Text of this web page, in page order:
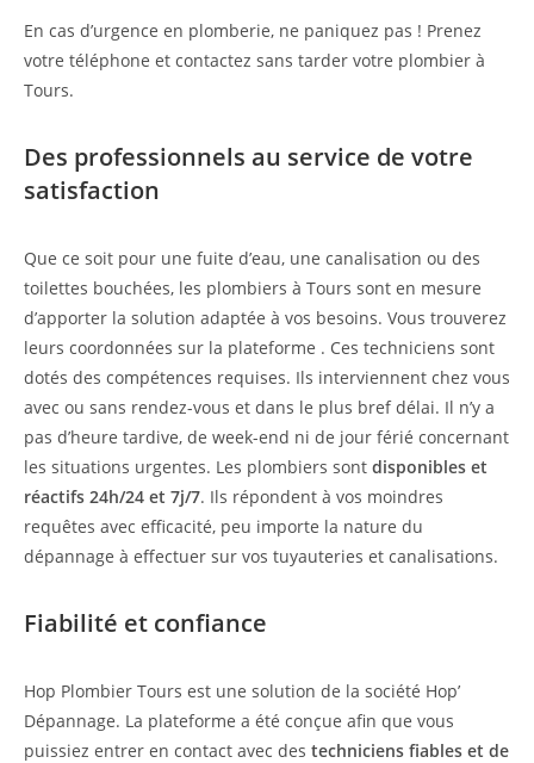
En cas d’urgence en plomberie, ne paniquez pas ! Prenez
votre téléphone et contactez sans tarder votre plombier à
Tours.
Des professionnels au service de votre
satisfaction
Que ce soit pour une fuite d’eau, une canalisation ou des
toilettes bouchées, les plombiers à Tours sont en mesure
d’apporter la solution adaptée à vos besoins. Vous trouverez
leurs coordonnées sur la plateforme . Ces techniciens sont
dotés des compétences requises. Ils interviennent chez vous
avec ou sans rendez-vous et dans le plus bref délai. Il n’y a
pas d’heure tardive, de week-end ni de jour férié concernant
les situations urgentes. Les plombiers sont disponibles et
réactifs 24h/24 et 7j/7. Ils répondent à vos moindres
requêtes avec efficacité, peu importe la nature du
dépannage à effectuer sur vos tuyauteries et canalisations.
Fiabilité et confiance
Hop Plombier Tours est une solution de la société Hop’
Dépannage. La plateforme a été conçue afin que vous
puissiez entrer en contact avec des techniciens fiables et de